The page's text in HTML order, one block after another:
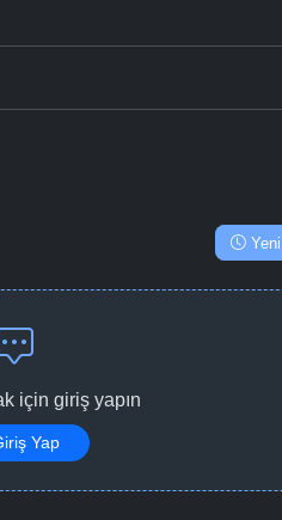
Yeni
için giriş yapın
Yap